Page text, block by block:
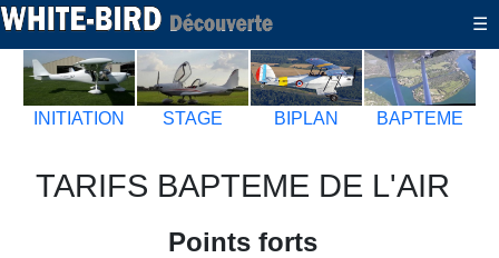
-
☰
INITIATION STAGE BIPLAN BAPTEME
TARIFS BAPTEME DE L'AIR
Points forts